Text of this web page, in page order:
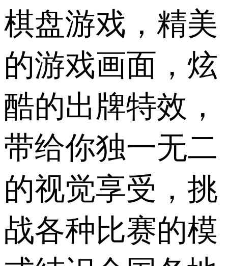
棋盘游戏，精美
的游戏画面，炫
酷的出牌特效，
带给你独一无二
的视觉享受，挑
战各种比赛的模